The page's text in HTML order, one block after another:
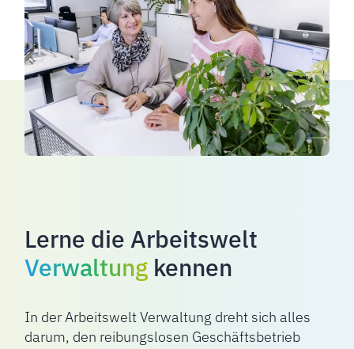
Lerne die Arbeitswelt
Verwaltung kennen
In der Arbeitswelt Verwaltung dreht sich alles
darum, den reibungslosen Geschäftsbetrieb